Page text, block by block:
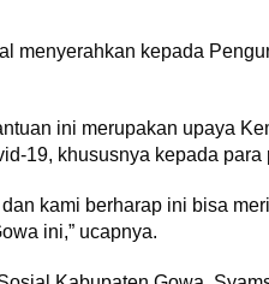
menyerahkan kepada
ini merupakan upaya
19, khususnya kepada
kami berharap ini bisa
ini,” ucapnya.